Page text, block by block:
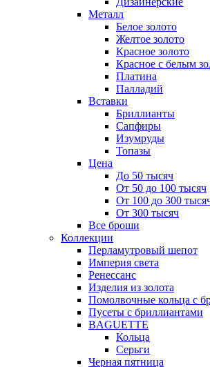
Металл
Белое золото
Желтое золото
Красное золото
Красное с белым
Платина
Палладий
Вставки
Бриллианты
Сапфиры
Изумруды
Топазы
Цена
До 50 тысяч
От 50 до 100 тысяч
От 100 до 300
От 300 тысяч
Все броши
Коллекции
Перламутровый шепот
Империя света
Ренессанс
Изделия из золота
Помолвочные кольца с
Пусеты с бриллиантами
BAGUETTE
Кольца
Серьги
Черная пятница